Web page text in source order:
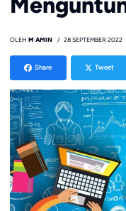
OLEH M AMIN 28 SEPTEMBER 2022
Share Tweet